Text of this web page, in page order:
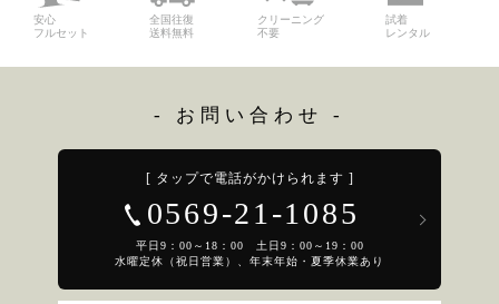
安心
フルセット
全国往復
送料無料
クリーニング
不要
試着
レンタル
- お問い合わせ -
[ タップで電話がかけられます ]
0569-21-1085
平日9：00～18：00 土日9：00～19：00
水曜定休（祝日営業）、年末年始・夏季休業あり